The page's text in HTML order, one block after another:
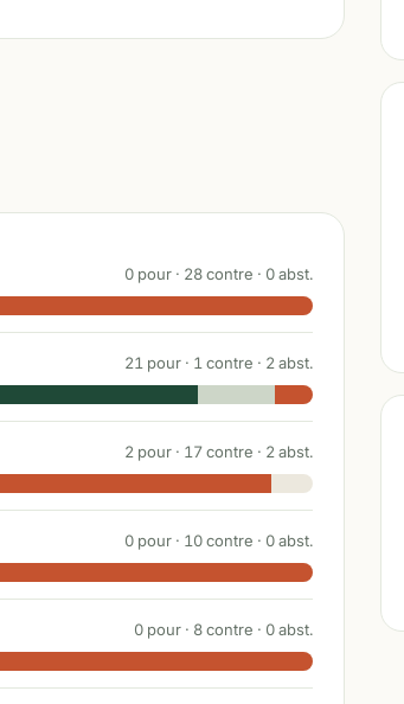
0 pour · 28contre · 0abst.
21 pour · 1 contre · 2 abst.
2 pour · 17contre · 2 abst.
0 pour · 10contre · 0abst.
0 pour · 8contre · 0abst.